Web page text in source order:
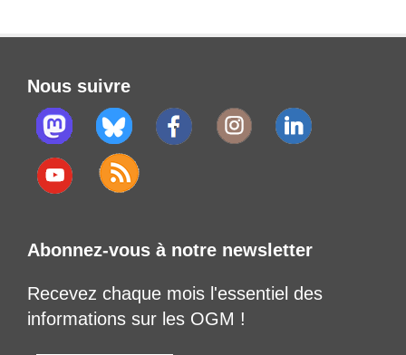
Nous suivre
Abonnez-vous à notre newsletter
Recevez chaque mois l'essentiel des
informations sur les OGM !